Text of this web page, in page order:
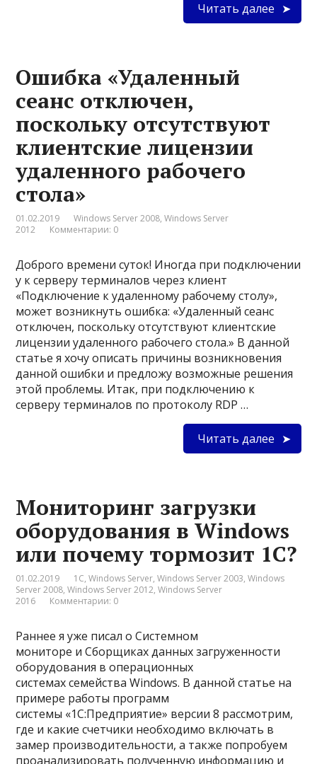
Читать далее
Ошибка «Удаленный
сеанс отключен,
поскольку отсутствуют
клиентские лицензии
удаленного рабочего
стола»
01.02.2019 Windows Server 2008,Windows Server
2012
Комментарии: 0
Доброго времени суток! Иногда при подключении
у к серверу терминалов через клиент
«Подключение к удаленному рабочему столу»,
может возникнуть ошибка: «Удаленный сеанс
отключен, поскольку отсутствуют клиентские
лицензии удаленного рабочего стола.» В данной
статье я хочу описать причины возникновения
данной ошибки и предложу возможные решения
этой проблемы. Итак, при подключению к
серверу терминалов по протоколу RDP …
Читать далее
Мониторинг загрузки
оборудования в Windows
или почему тормозит 1С?
01.02.2019 1С,Windows Server,Windows Server 2003,Windows
Server 2008,Windows Server 2012,Windows Server
2016
Комментарии: 0
Раннее я уже писал о Системном
мониторе и Сборщиках данных загруженности
оборудования в операционных
системах семейства Windows. В данной статье на
примере работы программ
системы «1С:Предприятие» версии 8 рассмотрим,
где и какие счетчики необходимо включать в
замер производительности, а также попробуем
проанализировать полученную информацию и